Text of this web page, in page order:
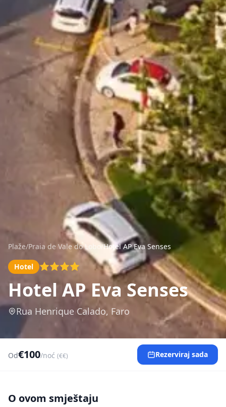
Plaže/Praia de Vale do Lobo/Hotel AP Eva Senses
Hotel
Hotel AP Eva Senses
Rua Henrique Calado, Faro
Od€100/noć (€€) Rezerviraj sada
O ovom smještaju